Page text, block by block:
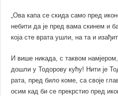
„Ова капа се скида само пред
небити да је пред вама скинем и
која сте врата ушли, на та и
И више никада, с таквом
дошли у Тодорову кућу! Нити је
рата, пред било коме, са своје
осим кад би се прекрстио пред